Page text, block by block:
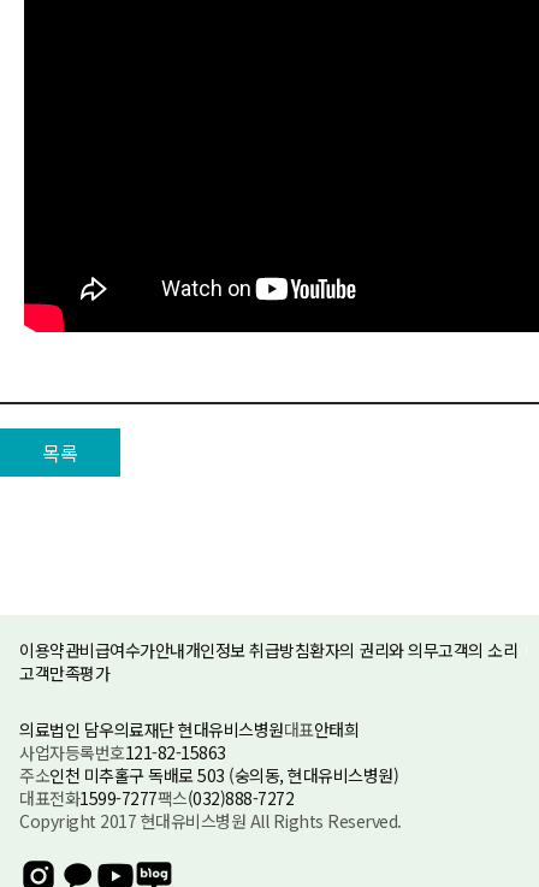
목록
이용약관비급여수가안내개인정보 취급방침환자의 권리와 의무고객의 소리
고객만족평가
의료법인 담우의료재단 현대유비스병원대표안태희
사업자등록번호121-82-15863
주소인천 미추홀구 독배로 503 (숭의동, 현대유비스병원)
대표전화1599-7277팩스(032)888-7272
Copyright 2017 현대유비스병원 All Rights Reserved.